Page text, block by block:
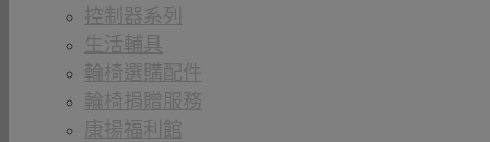
控制器系列
生活輔具
輪椅選購配件
輪椅捐贈服務
康揚福利館